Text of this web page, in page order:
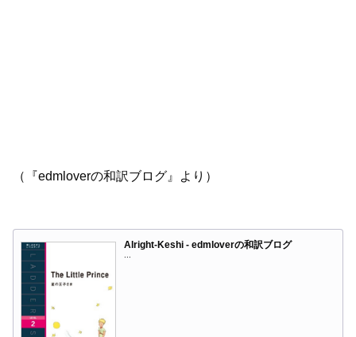
（『edmloverの和訳ブログ』より）
Alright-Keshi - edmloverの和訳ブログ